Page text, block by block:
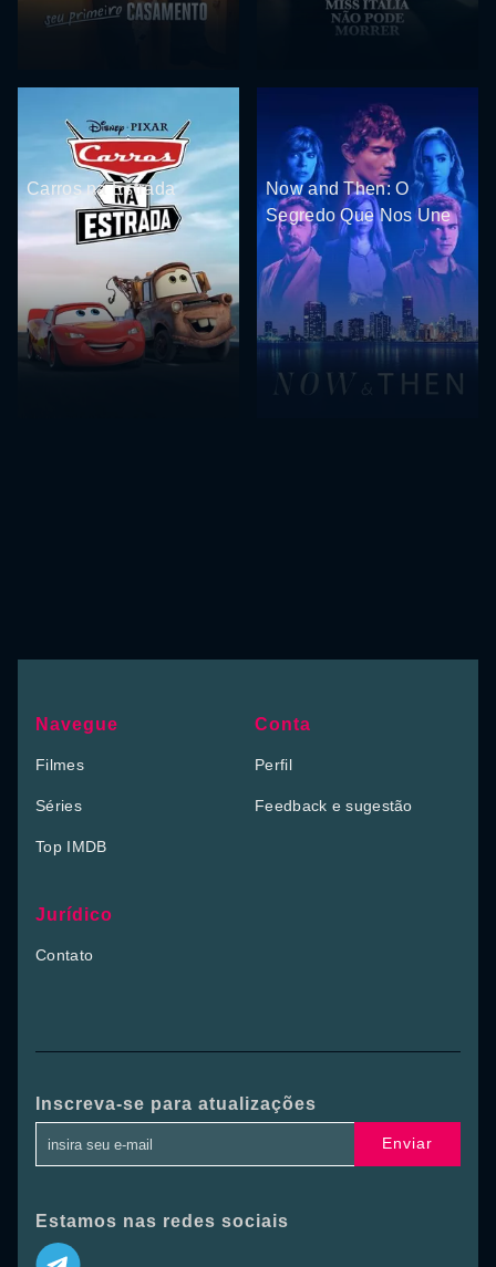
Carros na Estrada
Now and Then: O
Segredo Que Nos Une
Navegue
Filmes
Séries
Top IMDB
Conta
Perfil
Feedback e sugestão
Jurídico
Contato
Inscreva-se para atualizações
Enviar
Estamos nas redes sociais